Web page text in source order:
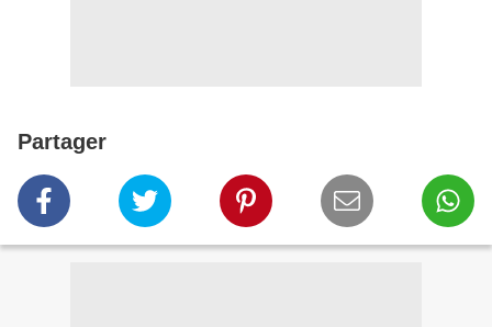
Partager